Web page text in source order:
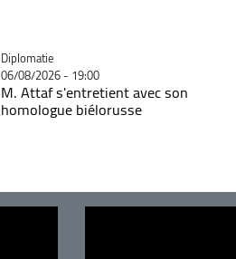
Catégorie
Diplomatie
06/08/2026 - 19:00
M. Attaf s'entretient avec son
homologue biélorusse